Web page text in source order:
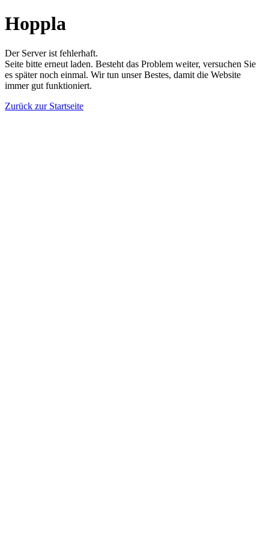
Hoppla
Der Server ist fehlerhaft.
Seite bitte erneut laden. Besteht das Problem weiter, versuchen Sie
es später noch einmal. Wir tun unser Bestes, damit die Website
immer gut funktioniert.
Zurück zur Startseite